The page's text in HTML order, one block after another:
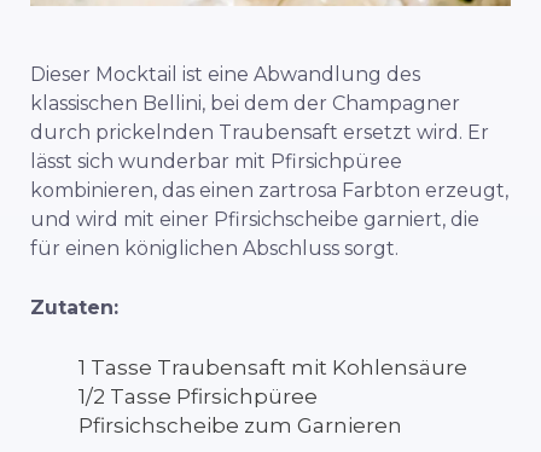
Dieser Mocktail ist eine Abwandlung des
klassischen Bellini, bei dem der Champagner
durch prickelnden Traubensaft ersetzt wird. Er
lässt sich wunderbar mit Pfirsichpüree
kombinieren, das einen zartrosa Farbton erzeugt,
und wird mit einer Pfirsichscheibe garniert, die
für einen königlichen Abschluss sorgt.
Zutaten:
1 Tasse Traubensaft mit Kohlensäure
1/2 Tasse Pfirsichpüree
Pfirsichscheibe zum Garnieren